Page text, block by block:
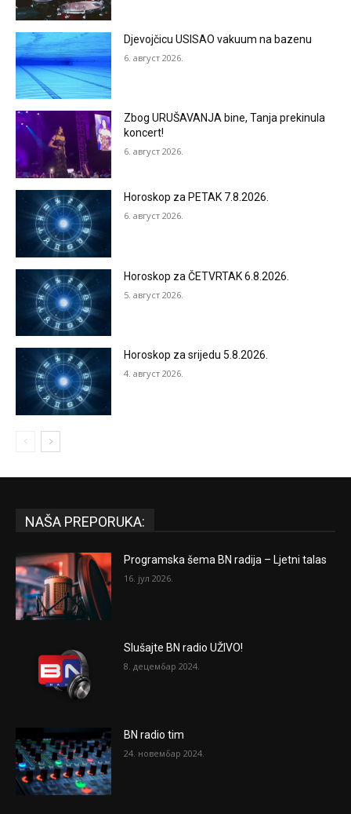
Djevojčicu USISAO vakuum na bazenu
6. август 2026.
Zbog URUŠAVANJA bine, Tanja prekinula
koncert!
6. август 2026.
Horoskop za PETAK 7.8.2026.
6. август 2026.
Horoskop za ČETVRTAK 6.8.2026.
5. август 2026.
Horoskop za srijedu 5.8.2026.
4. август 2026.
NAŠA PREPORUKA:
Programska šema BN radija – Ljetni talas
16. јул 2026.
Slušajte BN radio UŽIVO!
8. децембар 2024.
BN radio tim
24. новембар 2024.